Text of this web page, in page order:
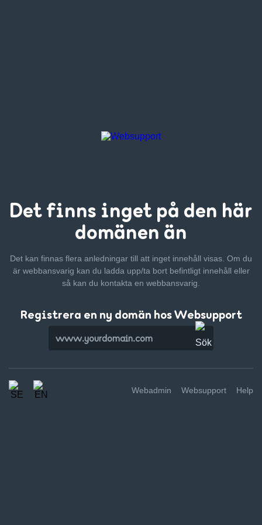
Det finns inget på den här
domänen än
Det kan finnas flera anledningar till att inget innehåll visas. Om du
är webbansvarig kan du ladda upp/ta bort befintligt innehåll eller
så kan du kontakta en webbansvarig.
Registrera en ny domän hos Websupport
Webadmin Websupport Help